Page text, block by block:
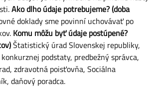
Ako dlho údaje potrebujeme? (doba
doklady sme povinní uchovávať po
Komu môžu byť údaje postúpené?
Štatistický úrad Slovenskej republiky,
podstaty, predbežný správca,
zdravotná poisťovňa, Sociálna
daňový poradca.